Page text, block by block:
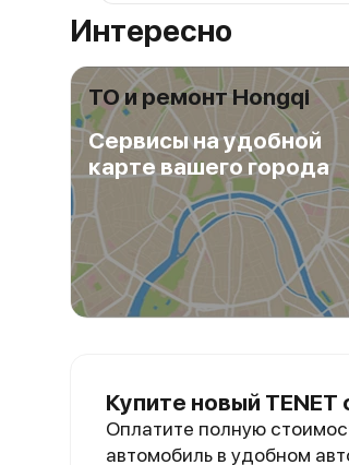
Интересно
ТО и ремонт Hongqi
Сервисы на удобной
карте вашего города
Купите новый
Оплатите полную
автомобиль в удобном